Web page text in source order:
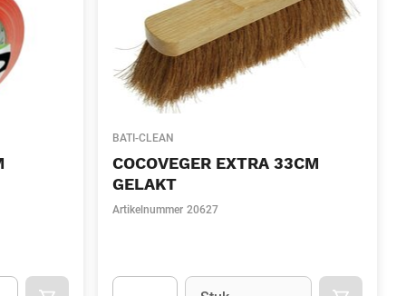
BATI-CLEAN
COCOVEGER EXTRA 33CM
GELAKT
Artikelnummer 20627
Eenheid